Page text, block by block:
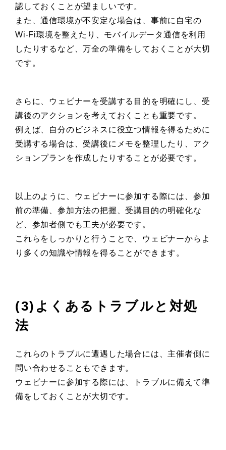
認しておくことが望ましいです。
また、通信環境が不安定な場合は、事前に自宅の
Wi-Fi環境を整えたり、モバイルデータ通信を利用
したりするなど、万全の準備をしておくことが大切
です。
さらに、ウェビナーを受講する目的を明確にし、受
講後のアクションを考えておくことも重要です。
例えば、自分のビジネスに役立つ情報を得るために
受講する場合は、受講後にメモを整理したり、アク
ションプランを作成したりすることが必要です。
以上のように、ウェビナーに参加する際には、参加
前の準備、参加方法の把握、受講目的の明確化な
ど、参加者側でも工夫が必要です。
これらをしっかりと行うことで、ウェビナーからよ
り多くの知識や情報を得ることができます。
(3)よくあるトラブルと対処
法
これらのトラブルに遭遇した場合には、主催者側に
問い合わせることもできます。
ウェビナーに参加する際には、トラブルに備えて準
備をしておくことが大切です。